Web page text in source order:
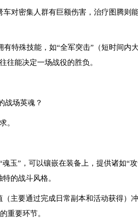
对密集人群有巨额伤害，治疗图腾则
特殊技能，如“全军突击”（短时间内
往能决定一场战役的胜负。
战场英魂？
。
玉”，可以镶嵌在装备上，提供诸如“
的战斗风格。
主要通过完成日常副本和活动获得）
重要环节。